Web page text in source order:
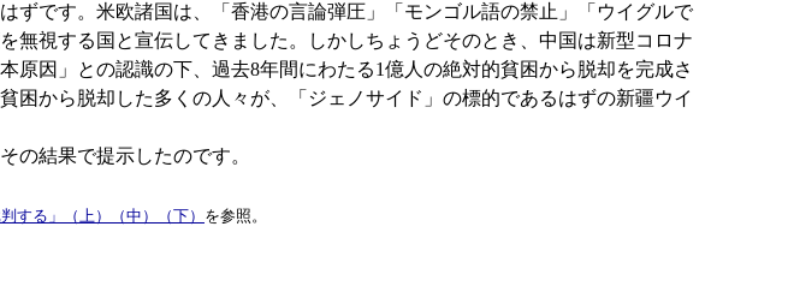
です。米欧諸国は、「香港の言論弾圧」「モンゴル語の禁止」「ウイグルで
視する国と宣伝してきました。しかしちょうどそのとき、中国は新型コロナ
因」との認識の下、過去8年間にわたる1億人の絶対的貧困から脱却を完成さ
から脱却した多くの人々が、「ジェノサイド」の標的であるはずの新疆ウイ
の結果で提示したのです。
する」（上）（中）（下） を参照。